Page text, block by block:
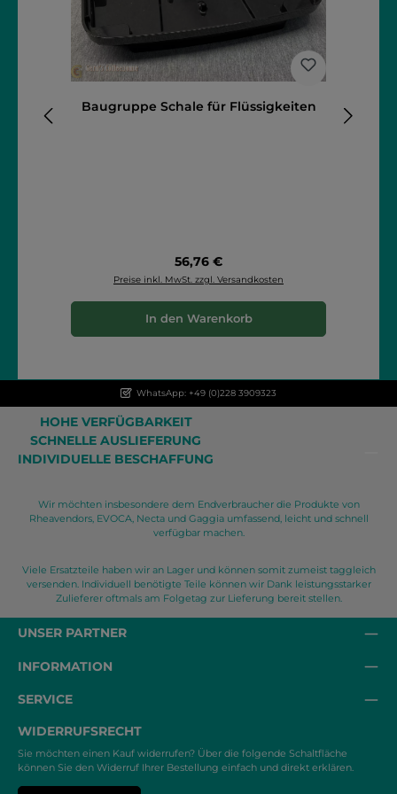
Baugruppe Schale für Flüssigkeiten
Regulärer Preis:
56,76 €
Preise inkl. MwSt. zzgl. Versandkosten
In den Warenkorb
WhatsApp: +49 (0)228 3909323
HOHE VERFÜGBARKEIT
SCHNELLE AUSLIEFERUNG
INDIVIDUELLE BESCHAFFUNG
Wir möchten insbesondere dem Endverbraucher die Produkte von
Rheavendors, EVOCA, Necta und Gaggia umfassend, leicht und schnell
verfügbar machen.
Viele Ersatzteile haben wir an Lager und können somit zumeist taggleich
versenden. Individuell benötigte Teile können wir Dank leistungsstarker
Zulieferer oftmals am Folgetag zur Lieferung bereit stellen.
UNSER PARTNER
INFORMATION
SERVICE
WIDERRUFSRECHT
Sie möchten einen Kauf widerrufen? Über die folgende Schaltfläche
können Sie den Widerruf Ihrer Bestellung einfach und direkt erklären.